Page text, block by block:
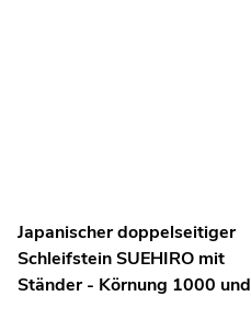
Japanischer doppelseitiger
Schleifstein SUEHIRO mit
Ständer - Körnung 1000 und